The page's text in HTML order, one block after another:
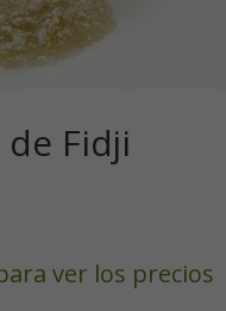
Fidji
ver los precios